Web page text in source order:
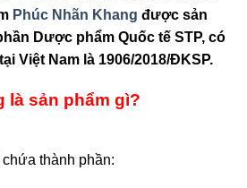
Phúc Nhãn Khang được sản
Dược phẩm Quốc tế STP, có
Việt Nam là 1906/2018/ĐKSP.
là sản phẩm gì?
chứa thành phần: